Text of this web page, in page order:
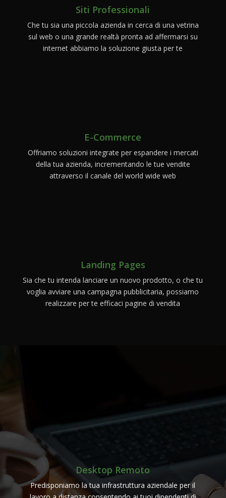
Siti Professionali
Che tu sia una piccola azienda in cerca di una vetrina
sul web o una grande realtà pronta ad affermarsi su
internet abbiamo la soluzione giusta per te
E-Commerce
Offriamo soluzioni integrate per espandere i mercati
della tua azienda, incrementando le tue vendite
attraverso il canale del world wide web
Landing Pages
Sia che tu intenda lanciare un nuovo prodotto, o che tu
voglia avviare una campagna pubblicitaria, possiamo
realizzare per te efficaci pagine di vendita
Desktop Remoto
Predisponiamo la tua infrastruttura aziendale per il